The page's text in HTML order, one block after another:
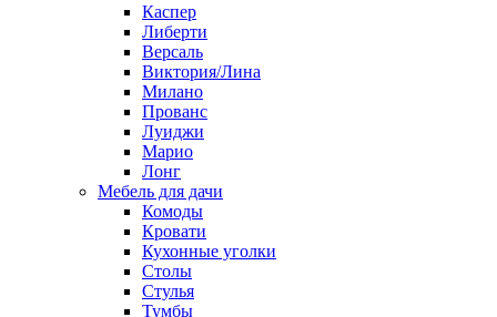
Каспер
Либерти
Версаль
Виктория/Лина
Милано
Прованс
Луиджи
Марио
Лонг
Мебель для дачи
Комоды
Кровати
Кухонные уголки
Столы
Стулья
Тумбы